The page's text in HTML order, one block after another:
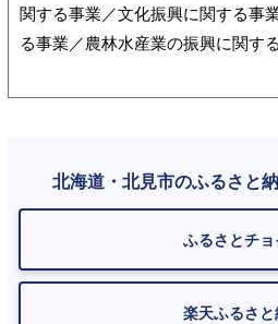
関する事業／文化振興に関する事
る事業／農林水産業の振興に関す
北海道・北見市のふるさと
ふるさとチョ
楽天ふるさ